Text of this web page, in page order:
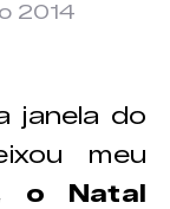
2014
janela do
meu
o Natal